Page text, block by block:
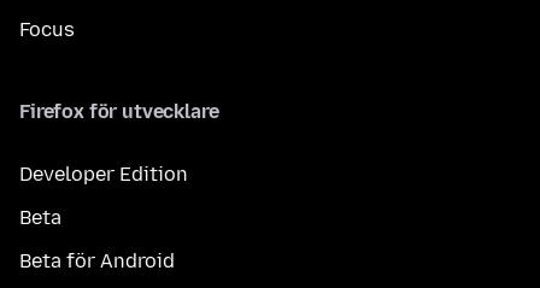
Focus
Firefox för utvecklare
Developer Edition
Beta
Beta för Android